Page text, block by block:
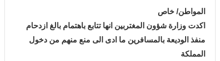
المواطن/ خاص
اكدت وزارة شؤون المغتربين انها تتابع باهتمام بالغ ازدحام
منفذ الوديعة بالمسافرين ما ادى الى منع منهم من دخول
المملكة